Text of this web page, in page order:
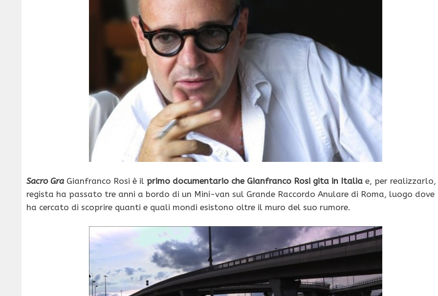
Sacro Gra Gianfranco Rosi è il primo documentario che Gianfranco Rosi gita in Italia e, per
regista ha passato tre anni a bordo di un Mini-van sul Grande Raccordo Anulare di Roma, luogo dove
ha cercato di scoprire quanti e quali mondi esistono oltre il muro del suo rumore.